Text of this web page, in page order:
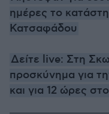
ημέρες το
Κατσαφάδου
Δείτε live: Στη
προσκύνημα για
και για 12 ώρες